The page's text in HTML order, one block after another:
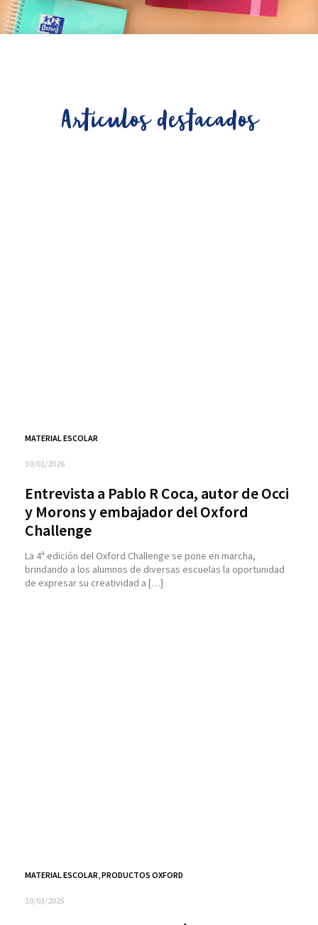
Artículos destacados
MATERIAL ESCOLAR
30/01/2026
Entrevista a Pablo R Coca, autor de Occi
y Morons y embajador del Oxford
Challenge
La 4ª edición del Oxford Challenge se pone en marcha,
brindando a los alumnos de diversas escuelas la oportunidad
de expresar su creatividad a […]
MATERIAL ESCOLAR,PRODUCTOS OXFORD
10/03/2025